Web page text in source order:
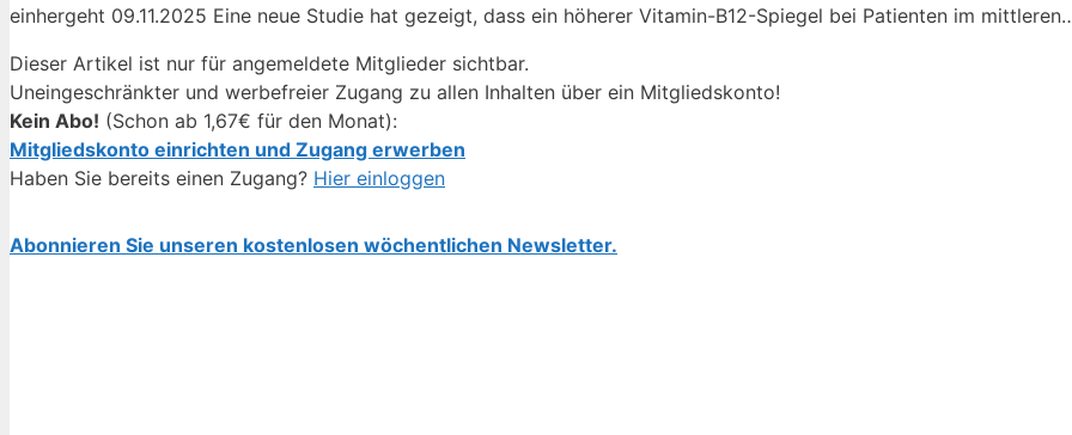
einhergeht 09.11.2025 Eine neue Studie hat gezeigt, dass ein höherer Vitamin-B12-Spiegel bei Patienten im
Dieser Artikel ist nur für angemeldete Mitglieder sichtbar.
Uneingeschränkter und werbefreier Zugang zu allen Inhalten über ein Mitgliedskonto!
Kein Abo! (Schon ab 1,67€ für den Monat):
Mitgliedskonto einrichten und Zugang erwerben
Haben Sie bereits einen Zugang? Hier einloggen
Abonnieren Sie unseren kostenlosen wöchentlichen Newsletter.